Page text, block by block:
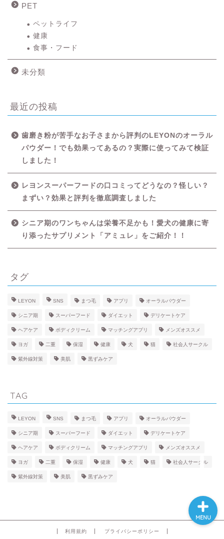
PET
ペットライフ
健康
食事・フード
未分類
最近の投稿
歯磨き粉が苦手なお子さまから評判のLEYONのオーラル
パウダー！でも効果ってあるの？実際に使ってみて検証
しました！
レヨンスーパーフードの口コミってどうなの？怪しい？
まずい？効果と評判を徹底調査しました
シニア期のワンちゃんは栄養不足かも！愛犬の健康に寄
り添ったサプリメント「アミュレ」をご紹介！！
タグ
LEYON SNS まつ毛 アプリ オーラルパウダー
シニア期 スーパーフード ダイエット デリケートケア
ヘアケア ボディクリーム マッチングアプリ メンズオススメ
ヨガ 二重 保湿 健康 犬 猫 社会人サークル
紫外線対策 美肌 黒ずみケア
TAG
LEYON SNS まつ毛 アプリ オーラルパウダー
シニア期 スーパーフード ダイエット デリケートケア
ヘアケア ボディクリーム マッチングアプリ メンズオススメ
ヨガ 二重 保湿 健康 犬 猫 社会人サークル
紫外線対策 美肌 黒ずみケア
利用規約 プライバシーポリシー
MENU
HOME
LIFE STYLE
HEALTH
PET